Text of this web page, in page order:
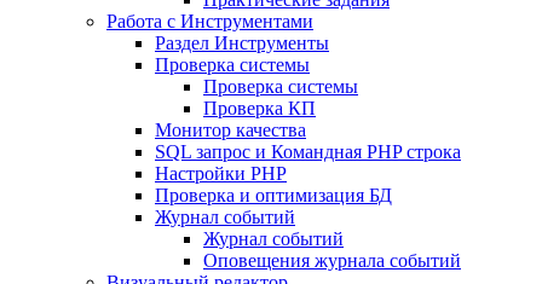
Работа с Инструментами
Раздел Инструменты
Проверка системы
Проверка системы
Проверка КП
Монитор качества
SQL запрос и Командная PHP строка
Настройки PHP
Проверка и оптимизация БД
Журнал событий
Журнал событий
Оповещения журнала событий